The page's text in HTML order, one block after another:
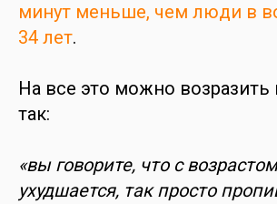
минут меньше, чем люди в
34 лет.
На все это можно
так:
«вы говорите, что с
ухудшается, так просто